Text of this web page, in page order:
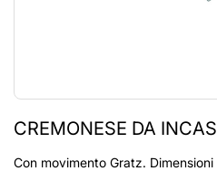
CREMONESE DA
Con movimento Gratz.